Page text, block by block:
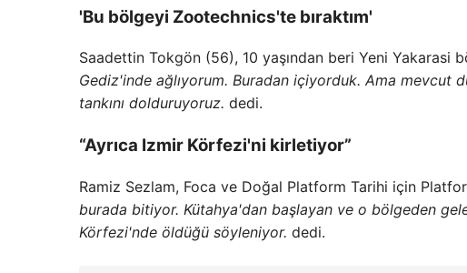
'Bu bölgeyi Zootechnics'te bıraktım'
Saadettin Tokgön (56), 10 yaşından beri Yeni Yakarasi
Gediz'inde ağlıyorum. Buradan içiyorduk. Ama mevcut
tankını dolduruyoruz. dedi.
“Ayrıca Izmir Körfezi'ni kirletiyor”
Ramiz Sezlam, Foca ve Doğal Platform Tarihi için
burada bitiyor. Kütahya'dan başlayan ve o bölgeden
Körfezi'nde öldüğü söyleniyor. dedi.